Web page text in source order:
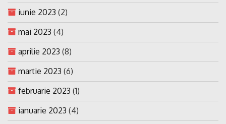
iunie 2023 (2)
mai 2023 (4)
aprilie 2023 (8)
martie 2023 (6)
februarie 2023 (1)
ianuarie 2023 (4)